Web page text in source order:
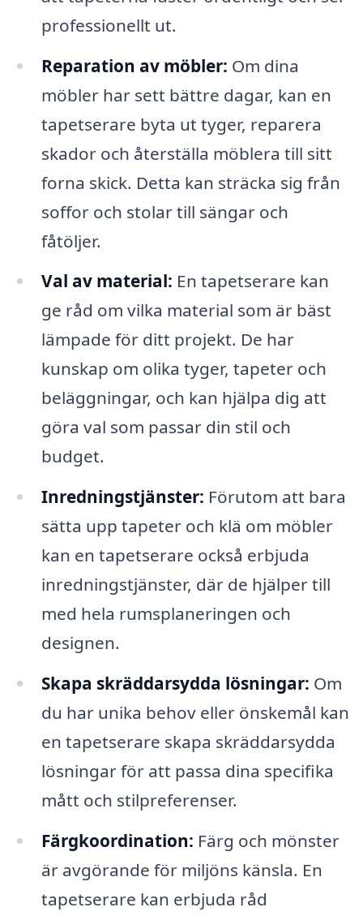
professionellt ut.
Reparation av möbler: Om dina
möbler har sett bättre dagar, kan en
tapetserare byta ut tyger, reparera
skador och återställa möblera till sitt
forna skick. Detta kan sträcka sig från
soffor och stolar till sängar och
fåtöljer.
Val av material: En tapetserare kan
ge råd om vilka material som är bäst
lämpade för ditt projekt. De har
kunskap om olika tyger, tapeter och
beläggningar, och kan hjälpa dig att
göra val som passar din stil och
budget.
Inredningstjänster: Förutom att bara
sätta upp tapeter och klä om möbler
kan en tapetserare också erbjuda
inredningstjänster, där de hjälper till
med hela rumsplaneringen och
designen.
Skapa skräddarsydda lösningar: Om
du har unika behov eller önskemål kan
en tapetserare skapa skräddarsydda
lösningar för att passa dina specifika
mått och stilpreferenser.
Färgkoordination: Färg och mönster
är avgörande för miljöns känsla. En
tapetserare kan erbjuda råd